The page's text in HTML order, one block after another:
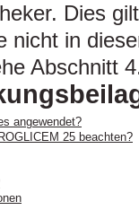
Dies
nicht in
Abschnitt
angewendet?
25 beachten?